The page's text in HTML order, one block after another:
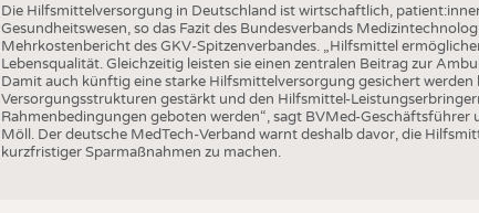
Die Hilfsmittelversorgung in Deutschland ist wirtschaftlich,
Gesundheitswesen, so das Fazit des Bundesverbands
Mehrkostenbericht des GKV-Spitzenverbandes. „Hilfsmittel
Lebensqualität. Gleichzeitig leisten sie einen zentralen Beitrag zur
Damit auch künftig eine starke Hilfsmittelversorgung gesichert werden
Versorgungsstrukturen gestärkt und den Hilfsmittel-
Rahmenbedingungen geboten werden“, sagt BVMed-
Möll. Der deutsche MedTech-Verband warnt deshalb davor, die
kurzfristiger Sparmaßnahmen zu machen.